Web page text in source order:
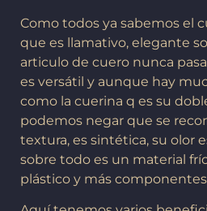
Como todos ya sabemos el
que es llamativo, elegante
articulo de cuero nunca
es versátil y aunque hay
como la cuerina q es su
podemos negar que se
textura, es sintética, su olor
sobre todo es un material
plástico y más